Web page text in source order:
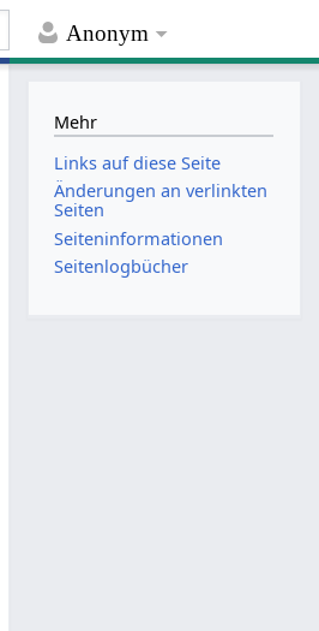
Anonym
Mehr
Links auf diese Seite
Änderungen an verlinkten
Seiten
Seiten­­informationen
Seitenlogbücher